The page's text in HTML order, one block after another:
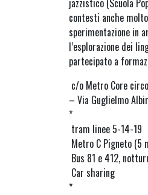
jazzistico (Scuola
contesti anche
sperimentazione in
l’esplorazione dei
partecipato a
c/o Metro Core
– Via Guglielmo
*
tram linee 5-14-19
Metro C Pigneto (5
Bus 81 e 412,
Car sharing
*